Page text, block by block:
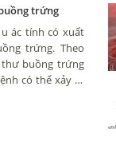
trứng
ác tính có xuất
trứng. Theo
buồng trứng
có thể xảy ra